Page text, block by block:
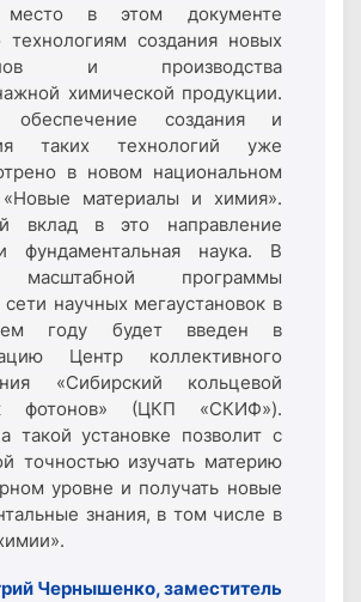
место в этом документе
технологиям создания новых
и производства
химической продукции.
обеспечение создания и
таких технологий уже
в новом национальном
«Новые материалы и химия».
вклад в это направление
фундаментальная наука. В
масштабной программы
сети научных мегаустановок в
году будет введен в
Центр коллективного
«Сибирский кольцевой
фотонов» (ЦКП «СКИФ»).
такой установке позволит с
точностью изучать материю
уровне и получать новые
знания, в том числе в
Чернышенко, заместитель